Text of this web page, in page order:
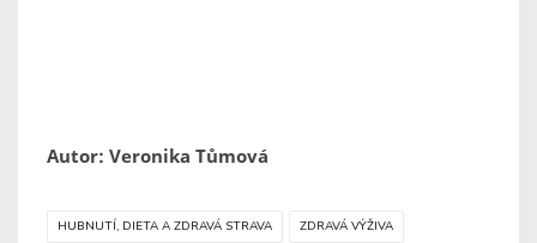
Autor: Veronika Tůmová
HUBNUTÍ, DIETA A ZDRAVÁ STRAVA ZDRAVÁ VÝŽIVA